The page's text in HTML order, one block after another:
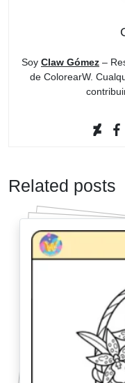
Soy Claw Gómez –
de ColorearW.
Related posts